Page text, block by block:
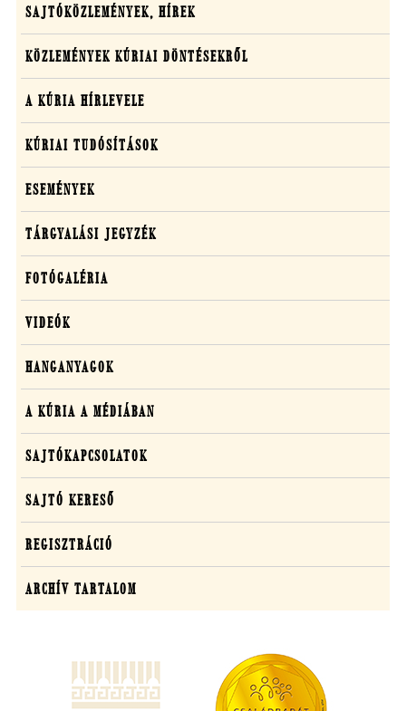
Sajtó,
közlemények,
média
SAJTÓKÖZLEMÉNYEK, HÍREK
KÖZLEMÉNYEK KÚRIAI DÖNTÉSEKRŐL
A KÚRIA HÍRLEVELE
KÚRIAI TUDÓSÍTÁSOK
ESEMÉNYEK
TÁRGYALÁSI JEGYZÉK
FOTÓGALÉRIA
VIDEÓK
HANGANYAGOK
A KÚRIA A MÉDIÁBAN
SAJTÓKAPCSOLATOK
SAJTÓ KERESŐ
REGISZTRÁCIÓ
ARCHÍV TARTALOM